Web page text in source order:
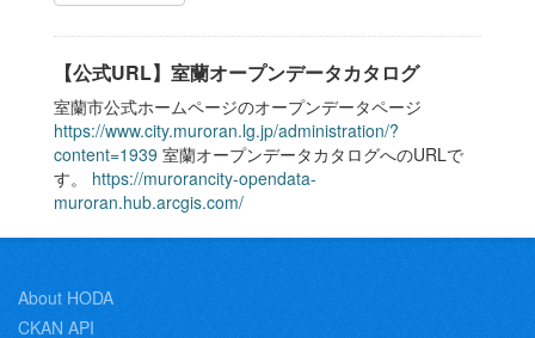
【公式URL】室蘭オープンデータカタログ
室蘭市公式ホームページのオープンデータページ
https://www.city.muroran.lg.jp/administration/?
content=1939 室蘭オープンデータカタログへのURLで
す。 https://murorancity-opendata-
muroran.hub.arcgis.com/
About HODA
CKAN API